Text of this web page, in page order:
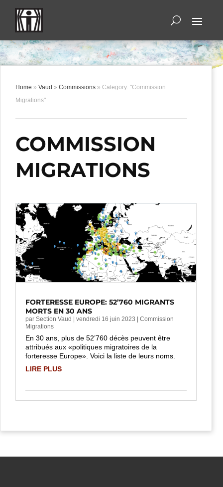
Home » Vaud » Commissions » Category: "Commission
Migrations"
COMMISSION
MIGRATIONS
FORTERESSE EUROPE: 52’760 MIGRANTS
MORTS EN 30 ANS
par Section Vaud vendredi 16 juin 2023
Commission
Migrations
En 30 ans, plus de 52’760 décès peuvent être
attribués aux «politiques migratoires de la
forteresse Europe». Voici la liste de leurs noms.
LIRE PLUS